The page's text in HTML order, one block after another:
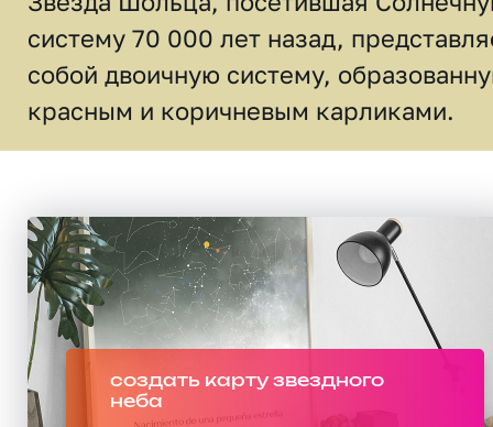
систему 70 000 лет назад,
собой двоичную систему,
красным и коричневым карликами.
создать карту звездного
неба